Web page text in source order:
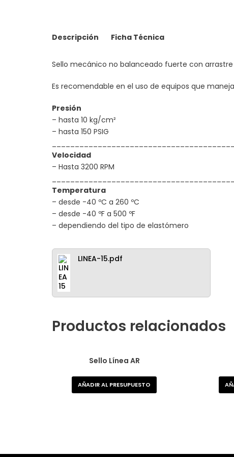
Descripción Ficha Técnica
Sello mecánico no balanceado fuerte con
Es recomendable en el uso de equipos que
Presión
– hasta 10 kg/cm²
– hasta 150 PSIG
Velocidad
– Hasta 3200 RPM
Temperatura
– desde -40 ºC a 260 ºC
– desde -40 ºF a 500 ºF
– dependiendo del tipo de elastómero
LINEA-15.pdf
Productos relacionados
Sello Línea AR
AÑADIR AL PRESUPUESTO